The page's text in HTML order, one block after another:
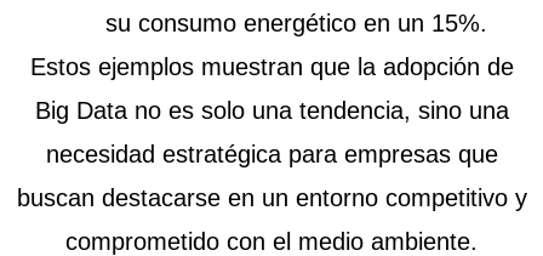
su consumo energético en un 15%.
Estos ejemplos muestran que la adopción de
Big Data no es solo una tendencia, sino una
necesidad estratégica para empresas que
buscan destacarse en un entorno competitivo y
comprometido con el medio ambiente.